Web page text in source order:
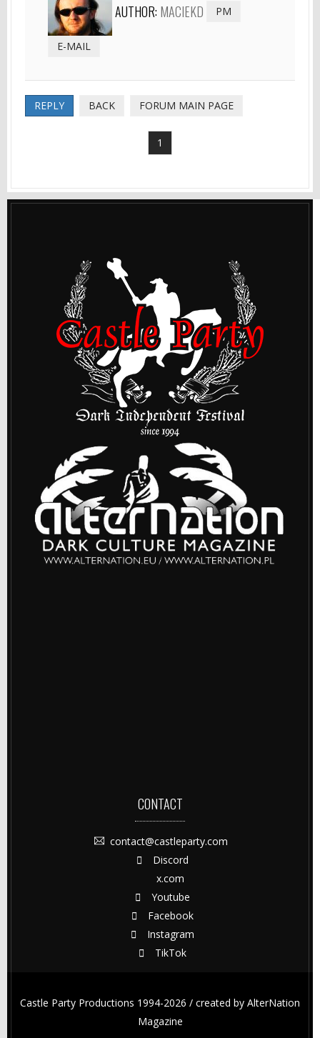
AUTHOR: MACIEKD PM
E-MAIL
REPLY BACK FORUM MAIN PAGE
1
CONTACT
contact@castleparty.com
Discord
x.com
Youtube
Facebook
Instagram
TikTok
Castle Party Productions 1994-2026 / created by AlterNation
Magazine